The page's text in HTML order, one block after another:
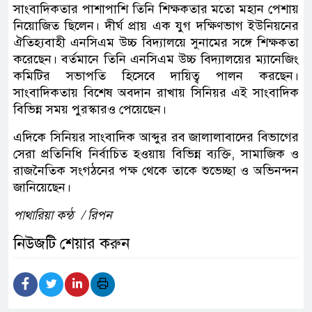
সাংবাদিকতার পাশাপাশি তিনি শিক্ষকতার মতো মহান পেশায়
নিয়োজিত ছিলেন। দীর্ঘ প্রায় এক যুগ দক্ষিণভাগ ইউনিয়নের
ঐতিহ্যবাহী এনসিএম উচ্চ বিদ্যালয়ে সুনামের সঙ্গে শিক্ষকতা
করেছেন। বর্তমানে তিনি এনসিএম উচ্চ বিদ্যালয়ের ম্যানেজিং
কমিটির সভাপতি হিসেবে দায়িত্ব পালন করছেন।
সাংবাদিকতায় বিশেষ অবদান রাখায় সিনিয়র এই সাংবাদিক
বিভিন্ন সময় পুরস্কারও পেয়েছেন।
এদিকে সিনিয়র সাংবাদিক আব্দুর রব জালালাবাদের বিভাগের
সেরা প্রতিনিধি নির্বাচিত হওয়ায় বিভিন্ন ব্যক্তি, সামাজিক ও
রাজনৈতিক সংগঠনের পক্ষ থেকে তাকে শুভেচ্ছা ও অভিনন্দন
জানিয়েছেন।
পাথারিয়া কন্ঠ / রিপন
নিউজটি শেয়ার করুন